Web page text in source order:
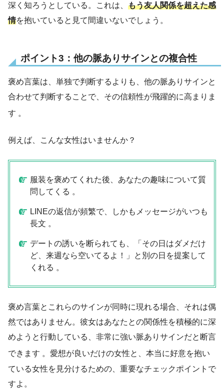
深く知ろうとしている。これは、 もう友人関係を超えた感
情を抱いていると見て間違いないでしょう。
ポイント3：他の脈ありサインとの複合性
褒め言葉は、単独で判断するよりも、他の脈ありサインと
合わせて判断することで、その信頼性が飛躍的に高まりま
す 。
例えば、こんな女性はいませんか？
服装を褒めてくれた後、あなたの趣味について質
問してくる 。
LINEの返信が頻繁で、しかもメッセージがいつも
長文 。
デートの誘いを断られても、「その日はダメだけ
ど、来週なら空いてるよ！」と別の日を提案して
くれる 。
褒め言葉とこれらのサインが同時に現れる場合、それは偶
然ではありません。彼女はあなたとの関係性を積極的に深
めようと行動している、非常に強い脈ありサインだと断言
できます 。愛想が良いだけの女性と、本当に好意を抱い
ている女性を見分けるための、重要なチェックポイントで
すよ。